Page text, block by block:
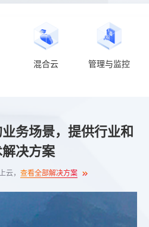
混合云 管理与监控
务场景，提供行业和
决方案
云， 查看全部解决方案